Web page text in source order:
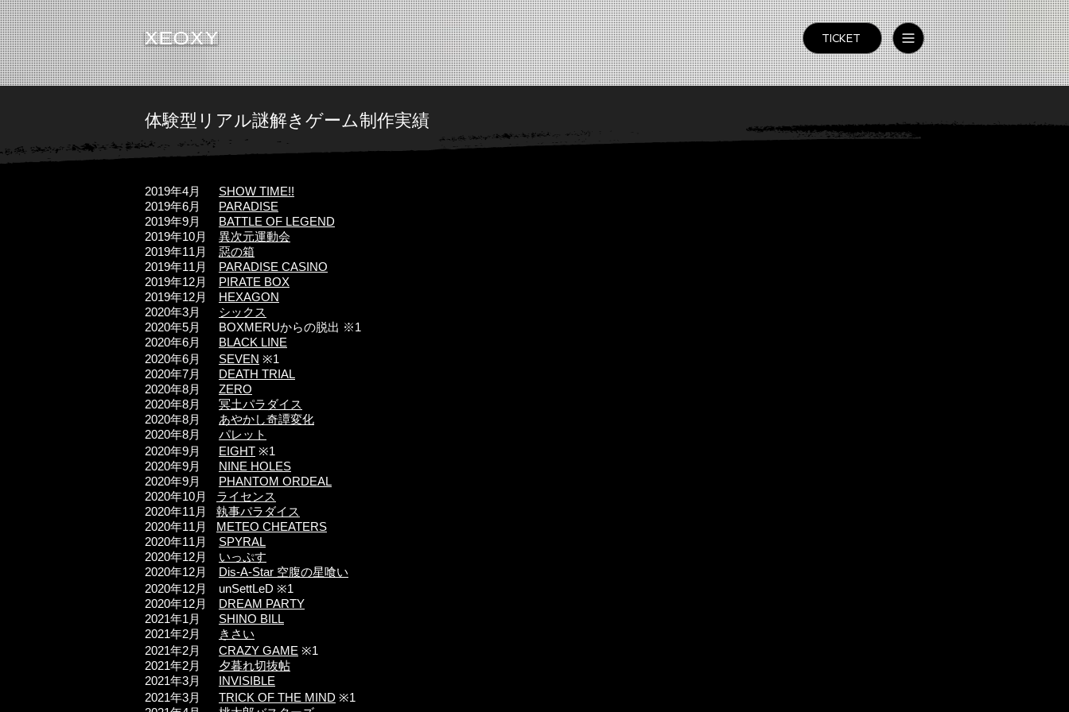
TICKET
体験型リアル謎解きゲーム制作実績
2019年4月 SHOW TIME!!
2019年6月 PARADISE
2019年9月 BATTLE OF LEGEND
2019年10月 異次元運動会
2019年11 月 惡の箱
2019年11 月 PARADISE CASINO
2019年12月 PIRATE BOX
2019年12月 HEXAGON
2020年3月 シックス
2020年5月 BOXMERUからの脱出 ※1
2020年6月 BLACK LINE
2020年6月 SEVEN ※1
2020年7月 DEATH TRIAL
2020年8月 ZERO
2020年8月 冥土パラダイス
2020年8月 あやかし奇譚変化
2020年8月 パレット
2020年9月 EIGHT ※1
2020年9月 NINE HOLES
2020年9月 PHANTOM ORDEAL
2020年10月 ライセンス
2020年11月 執事パラダイス
2020年11 月 METEO CHEATERS
2020年11 月 SPYRAL
2020年12月 いっぷす
2020年12月 Dis-A-Star 空腹の星喰い
2020年12月 unSettLeD ※1
2020年12月 DREAM PARTY
2021年1 月 SHINO BILL
2021年2月
きさい
2021年2月 CRAZY GAME ※1
2021年2月 夕暮れ切抜帖
2021年3月 INVISIBLE
2021年3月 TRICK OF THE MIND ※1